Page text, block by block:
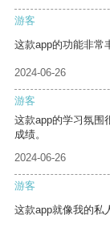
游客
这款app的功能非常
2024-06-26
游客
这款app的学习氛围
成绩。
2024-06-26
游客
这款app就像我的私